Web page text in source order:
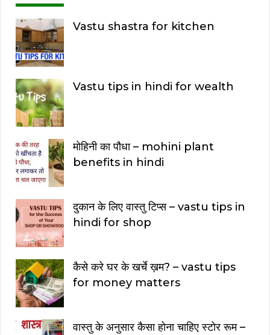
Vastu shastra for kitchen
Vastu tips in hindi for wealth
मोहिनी का पौधा – mohini plant
benefits in hindi
दुकान के लिए वास्तु टिप्स – vastu tips in
hindi for shop
कैसे करे घर के खर्चे ख़म? – vastu tips
for money matters
वास्तु के अनुसार कैसा होना चाहिए स्टोर रूम –